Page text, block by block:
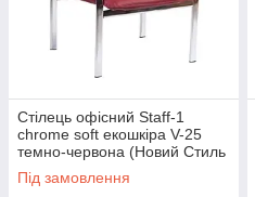
Стілець офісний Staff-1
chrome soft екошкіра V-25
темно-червона (Новий Стиль
ТМ)
Під замовлення